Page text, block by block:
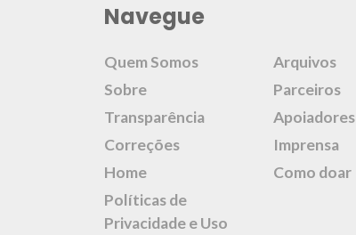
Navegue
Quem Somos
Sobre
Transparência
Correções
Home
Políticas de
Privacidade e Uso
Arquivos
Parceiros
Apoiadores
Imprensa
Como doar